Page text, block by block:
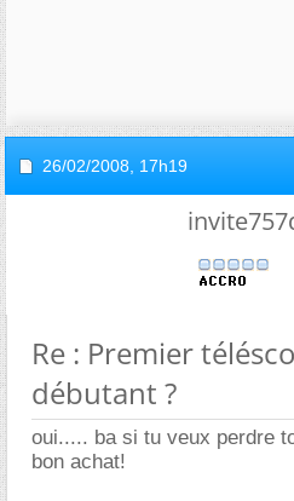
26/02/2008, 17h19
Re : Premier
débutant ?
oui..... ba si tu veux perdre
bon achat!